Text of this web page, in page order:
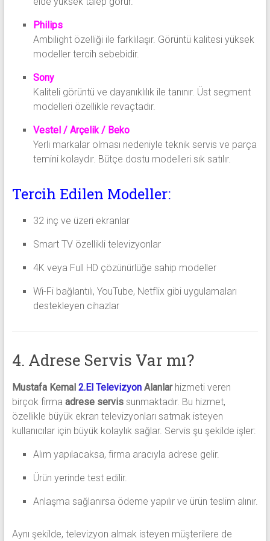
Philips
Ambilight özelliği ile farklılaşır. Görüntü kalitesi yüksek
modeller tercih sebebidir.
Sony
Kaliteli görüntü ve dayanıklılık ile tanınır. Üst segment
modelleri özellikle revaçtadır.
Vestel / Arçelik / Beko
Yerli markalar olması nedeniyle teknik servis ve parça
temini kolaydır. Bütçe dostu modelleri sık satılır.
Tercih Edilen Modeller:
32 inç ve üzeri ekranlar
Smart TV özellikli televizyonlar
4K veya Full HD çözünürlüğe sahip modeller
Wi-Fi bağlantılı, YouTube, Netflix gibi uygulamaları
destekleyen cihazlar
4. Adrese Servis Var mı?
Mustafa Kemal 2.El TelevizyonAlanlarhizmeti veren
birçok firma adrese servissunmaktadır. Bu hizmet,
özellikle büyük ekran televizyonları satmak isteyen
kullanıcılar için büyük kolaylık sağlar. Servis şu şekilde işler:
Alım yapılacaksa, firma aracıyla adrese gelir.
Ürün yerinde test edilir.
Anlaşma sağlanırsa ödeme yapılır ve ürün teslim alınır.
Aynı şekilde, televizyon almak isteyen müşterilere de